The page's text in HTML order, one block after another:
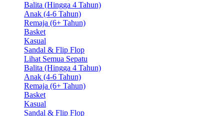
Balita (Hingga 4 Tahun)
Anak (4-6 Tahun)
Remaja (6+ Tahun)
Basket
Kasual
Sandal & Flip Flop
Lihat Semua Sepatu
Balita (Hingga 4 Tahun)
Anak (4-6 Tahun)
Remaja (6+ Tahun)
Basket
Kasual
Sandal & Flip Flop